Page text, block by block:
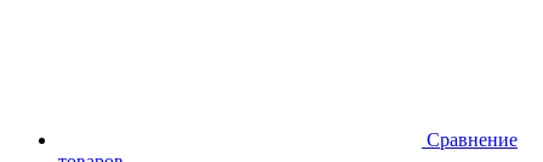
Сравнение